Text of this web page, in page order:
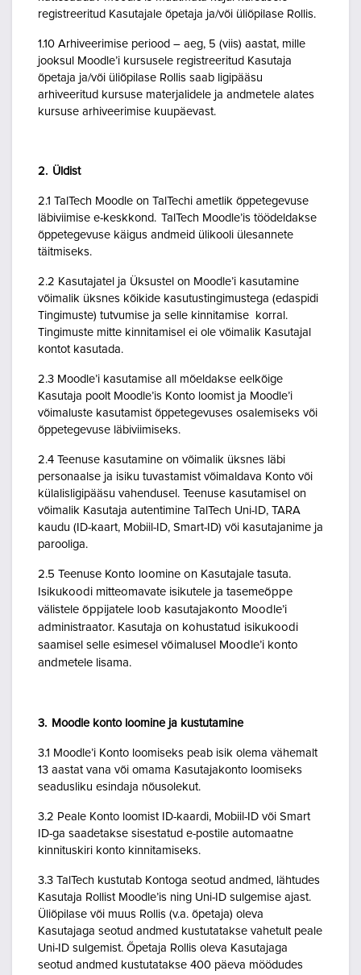
registreeritud Kasutajale õpetaja ja/või üliõpilase Rollis.
1.10 Arhiveerimise periood – aeg, 5 (viis) aastat, mille
jooksul Moodle’i kursusele registreeritud Kasutaja
õpetaja ja/või üliõpilase Rollis saab ligipääsu
arhiveeritud kursuse materjalidele ja andmetele alates
kursuse arhiveerimise kuupäevast.
2. Üldist
2.1 TalTech Moodle on TalTechi ametlik õppetegevuse
läbiviimise e-keskkond. TalTech Moodle’is töödeldakse
õppetegevuse käigus andmeid ülikooli ülesannete
täitmiseks.
2.2 Kasutajatel ja Üksustel on Moodle’i kasutamine
võimalik üksnes kõikide kasutustingimustega (edaspidi
Tingimuste) tutvumise ja selle kinnitamise korral.
Tingimuste mitte kinnitamisel ei ole võimalik Kasutajal
kontot kasutada.
2.3 Moodle’i kasutamise all mõeldakse eelkõige
Kasutaja poolt Moodle’is Konto loomist ja Moodle’i
võimaluste kasutamist õppetegevuses osalemiseks või
õppetegevuse läbiviimiseks.
2.4 Teenuse kasutamine on võimalik üksnes läbi
personaalse ja isiku tuvastamist võimaldava Konto või
külalisligipääsu vahendusel. Teenuse kasutamisel on
võimalik Kasutaja autentimine TalTech Uni-ID, TARA
kaudu (ID-kaart, Mobiil-ID, Smart-ID) või kasutajanime ja
parooliga.
2.5 Teenuse Konto loomine on Kasutajale tasuta.
Isikukoodi mitteomavate isikutele ja tasemeõppe
välistele õppijatele loob kasutajakonto Moodle’i
administraator. Kasutaja on kohustatud isikukoodi
saamisel selle esimesel võimalusel Moodle’i konto
andmetele lisama.
3. Moodle konto loomine ja kustutamine
3.1 Moodle’i Konto loomiseks peab isik olema vähemalt
13 aastat vana või omama Kasutajakonto loomiseks
seadusliku esindaja nõusolekut.
3.2 Peale Konto loomist ID-kaardi, Mobiil-ID või Smart
ID-ga saadetakse sisestatud e-postile automaatne
kinnituskiri konto kinnitamiseks.
3.3 TalTech kustutab Kontoga seotud andmed, lähtudes
Kasutaja Rollist Moodle’is ning Uni-ID sulgemise ajast.
Üliõpilase või muus Rollis (v.a. õpetaja) oleva
Kasutajaga seotud andmed kustutatakse vahetult peale
Uni-ID sulgemist. Õpetaja Rollis oleva Kasutajaga
seotud andmed kustutatakse 400 päeva möödudes